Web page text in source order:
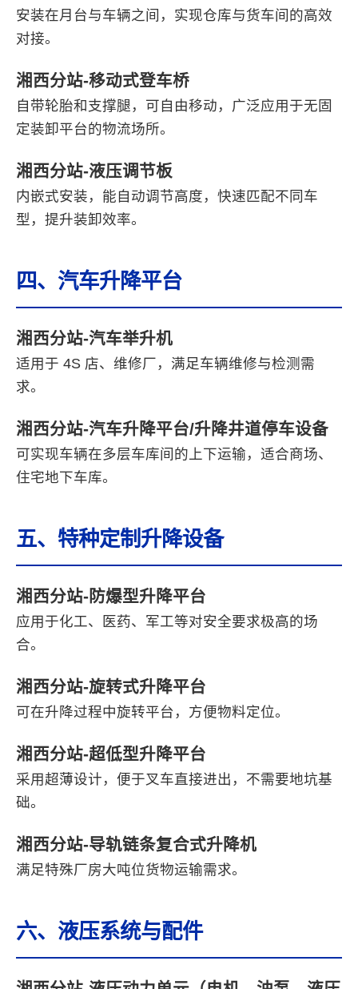
安装在月台与车辆之间，实现仓库与货车间的高效
对接。
湘西分站-移动式登车桥
自带轮胎和支撑腿，可自由移动，广泛应用于无固
定装卸平台的物流场所。
湘西分站-液压调节板
内嵌式安装，能自动调节高度，快速匹配不同车
型，提升装卸效率。
四、汽车升降平台
湘西分站-汽车举升机
适用于 4S 店、维修厂，满足车辆维修与检测需
求。
湘西分站-汽车升降平台/升降井道停车设备
可实现车辆在多层车库间的上下运输，适合商场、
住宅地下车库。
五、特种定制升降设备
湘西分站-防爆型升降平台
应用于化工、医药、军工等对安全要求极高的场
合。
湘西分站-旋转式升降平台
可在升降过程中旋转平台，方便物料定位。
湘西分站-超低型升降平台
采用超薄设计，便于叉车直接进出，不需要地坑基
础。
湘西分站-导轨链条复合式升降机
满足特殊厂房大吨位货物运输需求。
六、液压系统与配件